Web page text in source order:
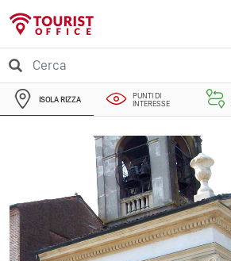
ISOLA RIZZA
PUNTI DI
INTERESSE